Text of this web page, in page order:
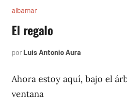
albamar
El regalo
por Luis Antonio Aura
1996
Ahora estoy aquí, bajo el
ventana